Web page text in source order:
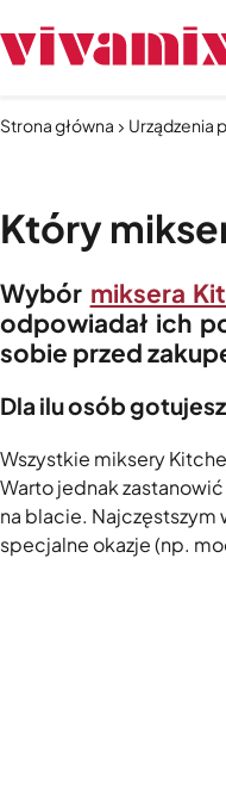
Strona główna Urządzenia
Który
Wybór miksera
odpowiadał ich
sobie przed
Dla ilu osób
Wszystkie miksery
Warto jednak
na blacie.
specjalne okazje (np.